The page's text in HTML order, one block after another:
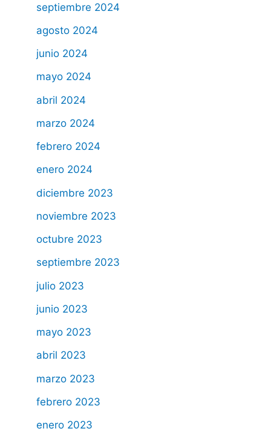
septiembre 2024
agosto 2024
junio 2024
mayo 2024
abril 2024
marzo 2024
febrero 2024
enero 2024
diciembre 2023
noviembre 2023
octubre 2023
septiembre 2023
julio 2023
junio 2023
mayo 2023
abril 2023
marzo 2023
febrero 2023
enero 2023